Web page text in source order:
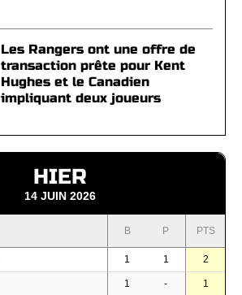
Les Rangers ont une offre de
transaction prête pour Kent
Hughes et le Canadien
impliquant deux joueurs
HIER
14 JUIN 2026
B P PTS
1 1 2
1 - 1